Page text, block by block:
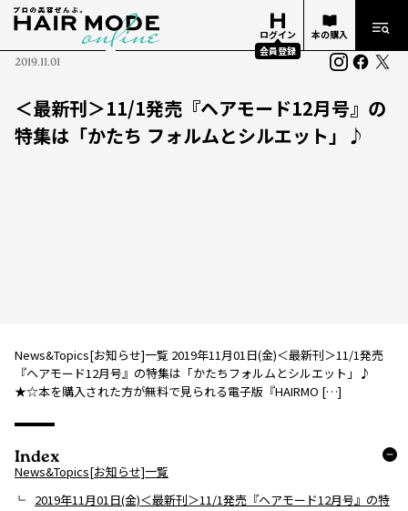
ログイン
会員登録
本の購入
2019.11.01
＜最新刊＞11/1発売『ヘアモード12月号』の
特集は「かたち フォルムとシルエット」♪
News&Topics[お知らせ]一覧 2019年11月01日(金)＜最新刊＞11/1発売
『ヘアモード12月号』の特集は「かたちフォルムとシルエット」♪
★☆本を購入された方が無料で見られる電子版『HAIRMO […]
Index
News&Topics[お知らせ]一覧
2019年11月01日(金)＜最新刊＞11/1発売『ヘアモード12月号』の特